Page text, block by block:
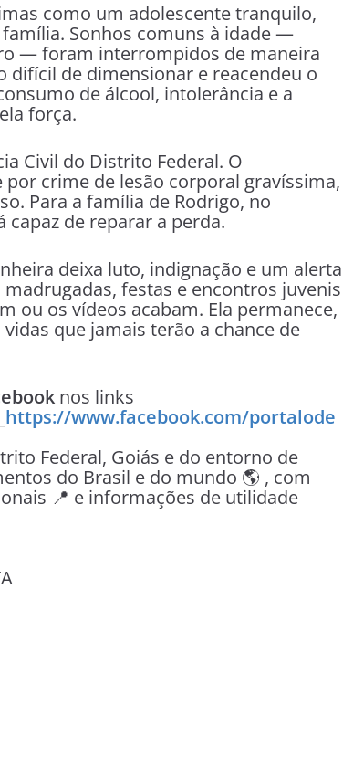
como um adolescente tranquilo,
Sonhos comuns à idade —
— foram interrompidos de maneira
difícil de dimensionar e reacendeu o
de álcool, intolerância e a
força.
Civil do Distrito Federal. O
crime de lesão corporal gravíssima,
Para a família de Rodrigo, no
de reparar a perda.
deixa luto, indignação e um alerta
festas e encontros juvenis
ou os vídeos acabam. Ela permanece,
que jamais terão a chance de
nos links
https://www.facebook.com/portalode
Federal, Goiás e do entorno de
do Brasil e do mundo 🌎 , com
📍 e informações de utilidade